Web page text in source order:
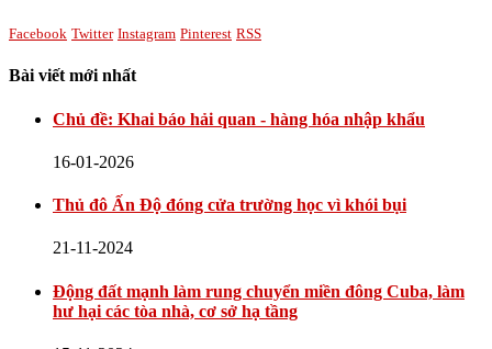
Facebook Twitter Instagram Pinterest RSS
Bài viết mới nhất
Chủ đề: Khai báo hải quan - hàng hóa nhập khẩu
16-01-2026
Thủ đô Ấn Độ đóng cửa trường học vì khói bụi
21-11-2024
Động đất mạnh làm rung chuyển miền đông Cuba, làm
hư hại các tòa nhà, cơ sở hạ tầng